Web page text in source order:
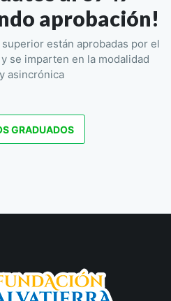
aprobación!
están aprobadas por el
se imparten en la modalidad
asincrónica
GRADUADOS